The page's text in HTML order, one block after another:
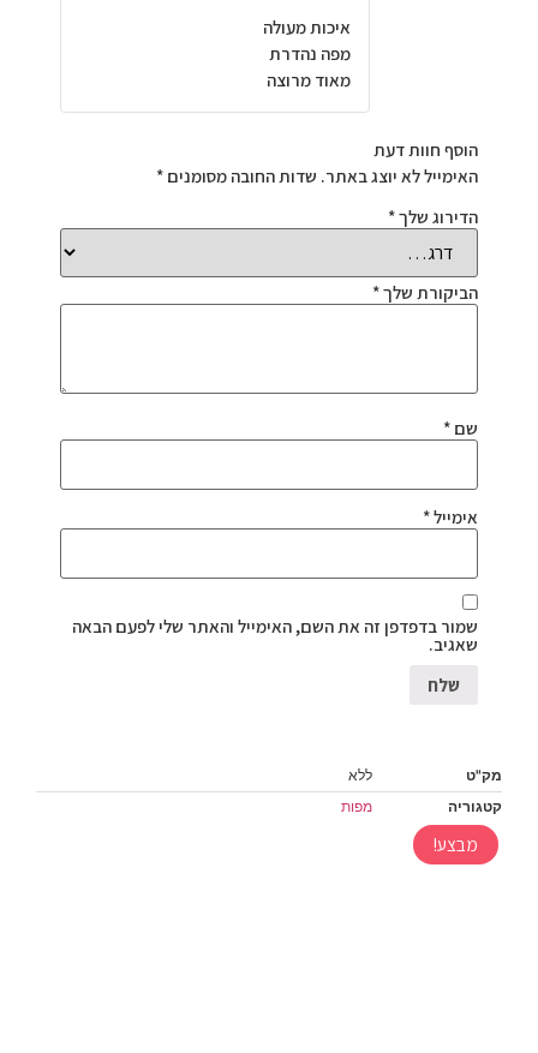
איכות מעולה
מפה נהדרת
מאוד מרוצה
הוסף חוות דעת
האימייל לא יוצג באתר. שדות החובה מסומנים *
הדירוג שלך*
הביקורת שלך*
שם *
אימייל*
שמור בדפדפן זה את השם, האימייל והאתר שלי לפעם הבאה
שאגיב.
מק"ט
ללא
קטגוריה
מפות
מבצע!